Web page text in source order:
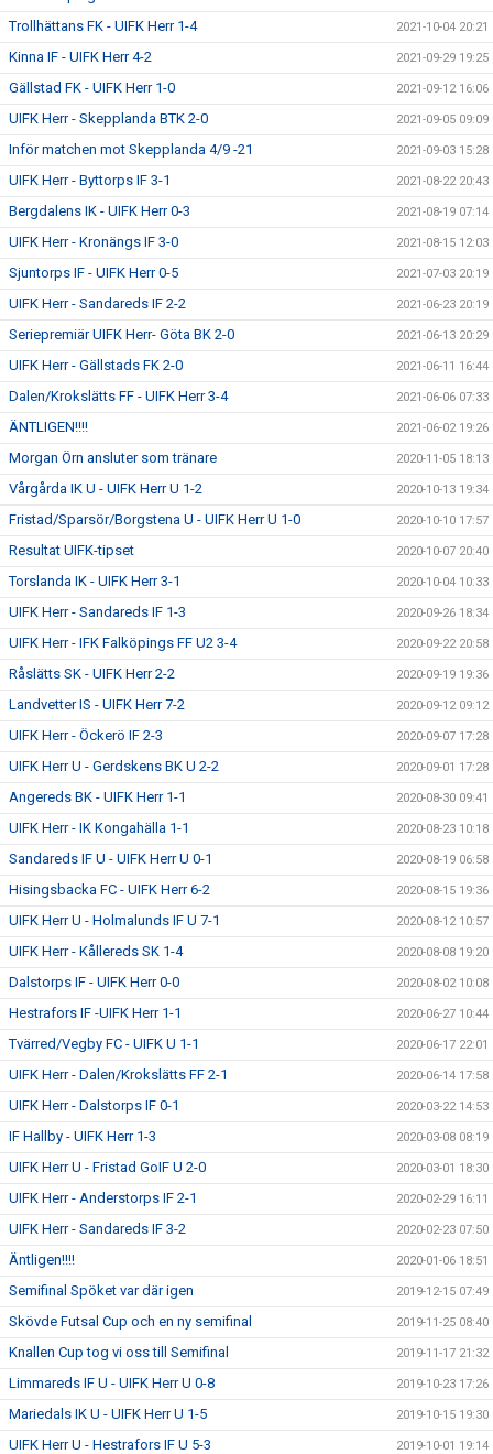
Trollhättans FK - UIFK Herr 1-4 2021-10-04 20:21
Kinna IF - UIFK Herr 4-2 2021-09-29 19:25
Gällstad FK - UIFK Herr 1-0 2021-09-12 16:06
UIFK Herr - Skepplanda BTK 2-0 2021-09-05 09:09
Inför matchen mot Skepplanda 4/9 -21 2021-09-03 15:28
UIFK Herr - Byttorps IF 3-1 2021-08-22 20:43
Bergdalens IK - UIFK Herr 0-3 2021-08-19 07:14
UIFK Herr - Kronängs IF 3-0 2021-08-15 12:03
Sjuntorps IF - UIFK Herr 0-5 2021-07-03 20:19
UIFK Herr - Sandareds IF 2-2 2021-06-23 20:19
Seriepremiär UIFK Herr- Göta BK 2-0 2021-06-13 20:29
UIFK Herr - Gällstads FK 2-0 2021-06-11 16:44
Dalen/Krokslätts FF - UIFK Herr 3-4 2021-06-06 07:33
ÄNTLIGEN!!!! 2021-06-02 19:26
Morgan Örn ansluter som tränare 2020-11-05 18:13
Vårgårda IK U - UIFK Herr U 1-2 2020-10-13 19:34
Fristad/Sparsör/Borgstena U - UIFK Herr U 1-0 2020-10-10 17:57
Resultat UIFK-tipset 2020-10-07 20:40
Torslanda IK - UIFK Herr 3-1 2020-10-04 10:33
UIFK Herr - Sandareds IF 1-3 2020-09-26 18:34
UIFK Herr - IFK Falköpings FF U2 3-4 2020-09-22 20:58
Råslätts SK - UIFK Herr 2-2 2020-09-19 19:36
Landvetter IS - UIFK Herr 7-2 2020-09-12 09:12
UIFK Herr - Öckerö IF 2-3 2020-09-07 17:28
UIFK Herr U - Gerdskens BK U 2-2 2020-09-01 17:28
Angereds BK - UIFK Herr 1-1 2020-08-30 09:41
UIFK Herr - IK Kongahälla 1-1 2020-08-23 10:18
Sandareds IF U - UIFK Herr U 0-1 2020-08-19 06:58
Hisingsbacka FC - UIFK Herr 6-2 2020-08-15 19:36
UIFK Herr U - Holmalunds IF U 7-1 2020-08-12 10:57
UIFK Herr - Kållereds SK 1-4 2020-08-08 19:20
Dalstorps IF - UIFK Herr 0-0 2020-08-02 10:08
Hestrafors IF -UIFK Herr 1-1 2020-06-27 10:44
Tvärred/Vegby FC - UIFK U 1-1 2020-06-17 22:01
UIFK Herr - Dalen/Krokslätts FF 2-1 2020-06-14 17:58
UIFK Herr - Dalstorps IF 0-1 2020-03-22 14:53
IF Hallby - UIFK Herr 1-3 2020-03-08 08:19
UIFK Herr U - Fristad GoIF U 2-0 2020-03-01 18:30
UIFK Herr - Anderstorps IF 2-1 2020-02-29 16:11
UIFK Herr - Sandareds IF 3-2 2020-02-23 07:50
Äntligen!!!! 2020-01-06 18:51
Semifinal Spöket var där igen 2019-12-15 07:49
Skövde Futsal Cup och en ny semifinal 2019-11-25 08:40
Knallen Cup tog vi oss till Semifinal 2019-11-17 21:32
Limmareds IF U - UIFK Herr U 0-8 2019-10-23 17:26
Mariedals IK U - UIFK Herr U 1-5 2019-10-15 19:30
UIFK Herr U - Hestrafors IF U 5-3 2019-10-01 19:14